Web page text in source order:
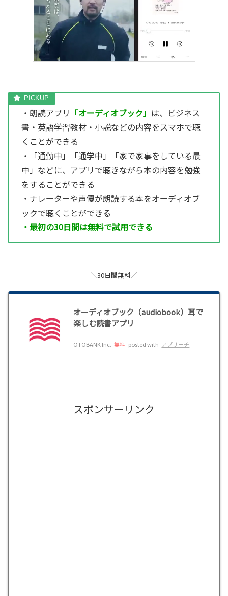
・朗読アプリ 「オーディオブック」 は、ビジネス
書・英語学習教材・小説などの内容をスマホで聴
くことができる
・「通勤中」「通学中」「家で家事をしている最
中」などに、アプリで聴きながら本の内容を勉強
をすることができる
・ナレーターや声優が朗読する本をオーディオブ
ックで聴くことができる
・最初の30日間は無料で試用できる
＼30日間無料／
オーディオブック（audiobook）耳で
楽しむ読書アプリ
OTOBANK Inc. 無料 posted with アプリーチ
スポンサーリンク